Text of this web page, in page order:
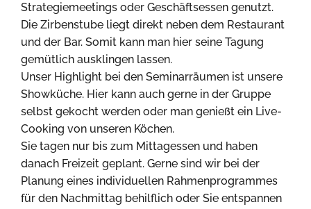
Strategiemeetings oder Geschäftsessen genutzt.
Die Zirbenstube liegt direkt neben dem Restaurant
und der Bar. Somit kann man hier seine Tagung
gemütlich ausklingen lassen.
Unser Highlight bei den Seminarräumen ist unsere
Showküche. Hier kann auch gerne in der Gruppe
selbst gekocht werden oder man genießt ein Live-
Cooking von unseren Köchen.
Sie tagen nur bis zum Mittagessen und haben
danach Freizeit geplant. Gerne sind wir bei der
Planung eines individuellen Rahmenprogrammes
für den Nachmittag behilflich oder Sie entspannen